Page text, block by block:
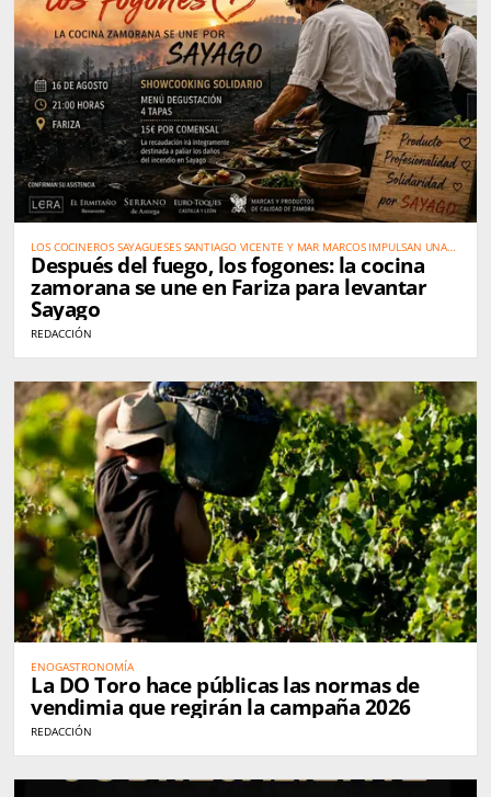
LOS COCINEROS SAYAGUESES SANTIAGO VICENTE Y MAR MARCOS IMPULSAN UNA
GRAN CITA SOLIDARIA EL 16 DE AGOSTO
Después del fuego, los fogones: la cocina
zamorana se une en Fariza para levantar
Sayago
REDACCIÓN
ENOGASTRONOMÍA
La DO Toro hace públicas las normas de
vendimia que regirán la campaña 2026
REDACCIÓN